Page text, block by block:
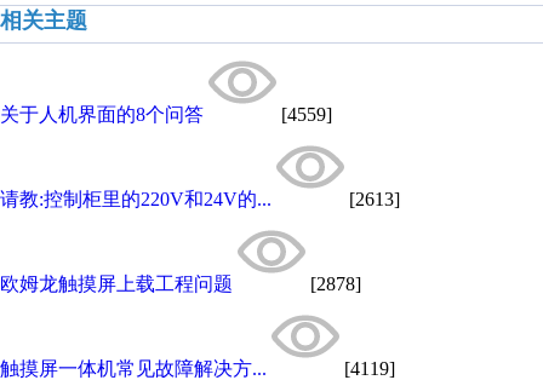
相关主题
关于人机界面的8个问答 [4559]
请教:控制柜里的220V和24V的... [2613]
欧姆龙触摸屏上载工程问题 [2878]
触摸屏一体机常见故障解决方... [4119]